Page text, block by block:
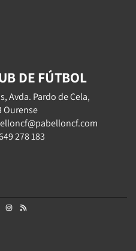
DE FÚTBOL
Avda. Pardo de Cela,
Ourense
278 183
Instagram